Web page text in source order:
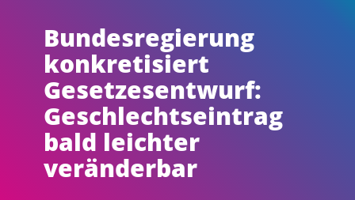
Bundesregierung
konkretisiert
Gesetzesentwurf:
Geschlechtseintrag
bald leichter
veränderbar